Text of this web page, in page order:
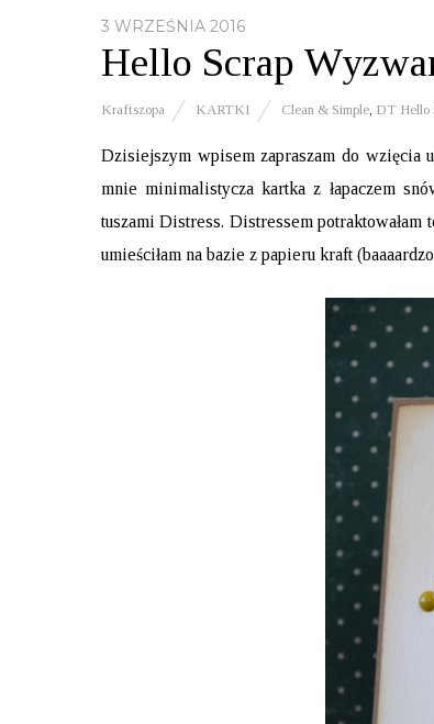
3 WRZEŚNIA 2016
Hello Scrap
Kraftszopa KARTKI Clean & Simple, DT Hello
Dzisiejszym wpisem zapraszam do wzięcia
mnie minimalistycza kartka z łapaczem
tuszami Distress. Distressem
umieściłam na bazie z papieru kraft